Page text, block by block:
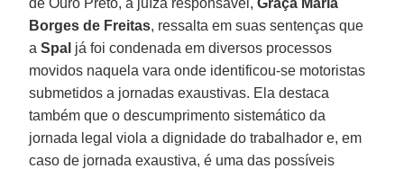
Borges de Freitas, ressalta em suas sentenças que
aSpal já foi condenada em diversos processos
movidos naquela vara onde identificou-se motoristas
submetidos a jornadas exaustivas. Ela destaca
também que o descumprimento sistemático da
jornada legal viola a dignidade do trabalhador e, em
caso de jornada exaustiva, é uma das possíveis